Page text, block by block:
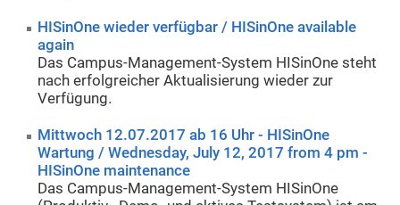
HISinOne wieder verfügbar / HISinOne available
again
Das Campus-Management-System HISinOne steht
nach erfolgreicher Aktualisierung wieder zur
Verfügung.
Mittwoch 12.07.2017 ab 16 Uhr - HISinOne
Wartung / Wednesday, July 12, 2017 from 4 pm -
HISinOne maintenance
Das Campus-Management-System HISinOne